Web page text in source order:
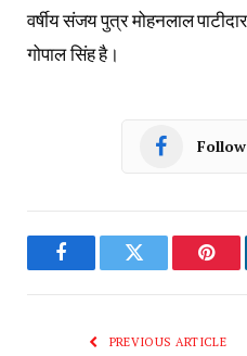
वर्षीय संजय पुत्र मोहनलाल
गोपाल सिंह है।
FacebookTwitter
PREVIOUS ARTICLE